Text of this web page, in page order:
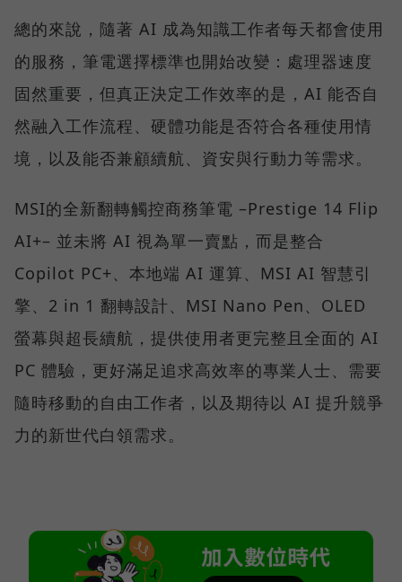
總的來說，隨著 AI 成為知識工作者每天都會使用
的服務，筆電選擇標準也開始改變：處理器速度
固然重要，但真正決定工作效率的是，AI 能否自
然融入工作流程、硬體功能是否符合各種使用情
境，以及能否兼顧續航、資安與行動力等需求。
MSI的全新翻轉觸控商務筆電 –Prestige 14 Flip
AI+– 並未將 AI 視為單一賣點，而是整合
Copilot PC+、本地端 AI 運算、MSI AI 智慧引
擎、2 in 1 翻轉設計、MSI Nano Pen、OLED
螢幕與超長續航，提供使用者更完整且全面的 AI
PC 體驗，更好滿足追求高效率的專業人士、需要
隨時移動的自由工作者，以及期待以 AI 提升競爭
力的新世代白領需求。